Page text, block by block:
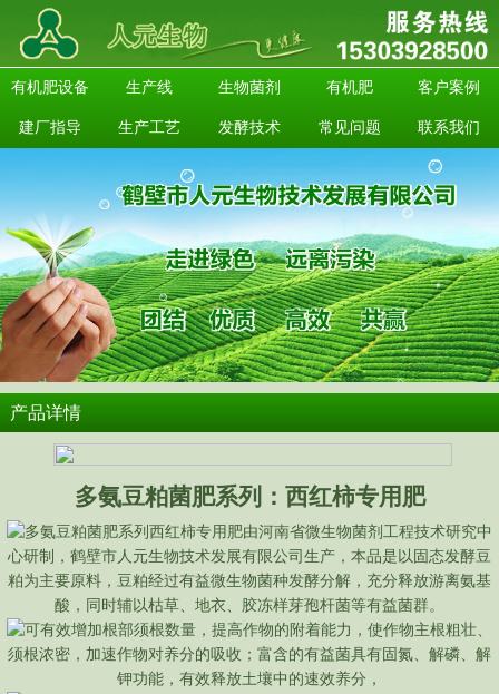
有机肥设备 生产线 生物菌剂 有机肥 客户案例
建厂指导 生产工艺 发酵技术 常见问题 联系我们
产品详情
多氨豆粕菌肥系列：西红柿专用肥